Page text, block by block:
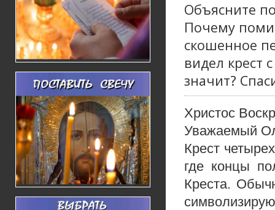
Объясните
Почему
скошенное
видел крест
значит?
Христос
Уважаемый
Крест
где концы
Креста.